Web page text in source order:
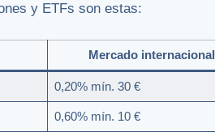
y ETFs son estas:
Mercado internacional
0,20% mín. 30 €
0,60% mín. 10 €